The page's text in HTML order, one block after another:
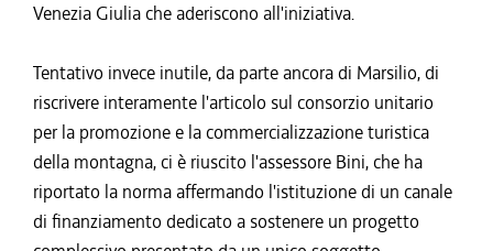
Venezia Giulia che aderiscono all'iniziativa.
Tentativo invece inutile, da parte ancora di Marsilio, di
riscrivere interamente l'articolo sul consorzio unitario
per la promozione e la commercializzazione turistica
della montagna, ci è riuscito l'assessore Bini, che ha
riportato la norma affermando l'istituzione di un canale
di finanziamento dedicato a sostenere un progetto